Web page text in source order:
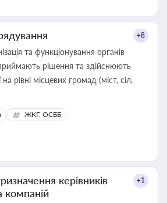
+8
та функціонування органів
приймають рішення та здійснюють
на рівні місцевих громад (міст, сіл,
ЖКГ, ОСББ
керівників
компаній
+1